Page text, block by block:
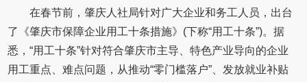
在春节前，肇庆人社局针对广大企业和务工人员，出台
了《肇庆市保障企业用工十条措施》(下称“用工十条”)。据
悉，“用工十条”针对符合肇庆市主导、特色产业导向的企业
用工重点、难点问题，从推动“零门槛落户”、发放就业补贴